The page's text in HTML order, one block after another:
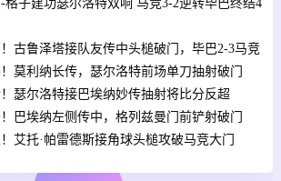
子建功瑟尔洛特双响 马竞3-2逆转毕巴终结4
古鲁泽塔接队友传中头槌破门，毕巴2-3马竞
莫利纳长传，瑟尔洛特前场单刀抽射破门
瑟尔洛特接巴埃纳妙传抽射将比分反超
巴埃纳左侧传中，格列兹曼门前铲射破门
艾托·帕雷德斯接角球头槌攻破马竞大门